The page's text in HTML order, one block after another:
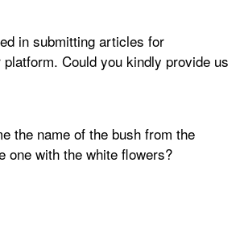
in submitting articles for
Could you kindly provide us
the name of the bush from the
one with the white flowers?